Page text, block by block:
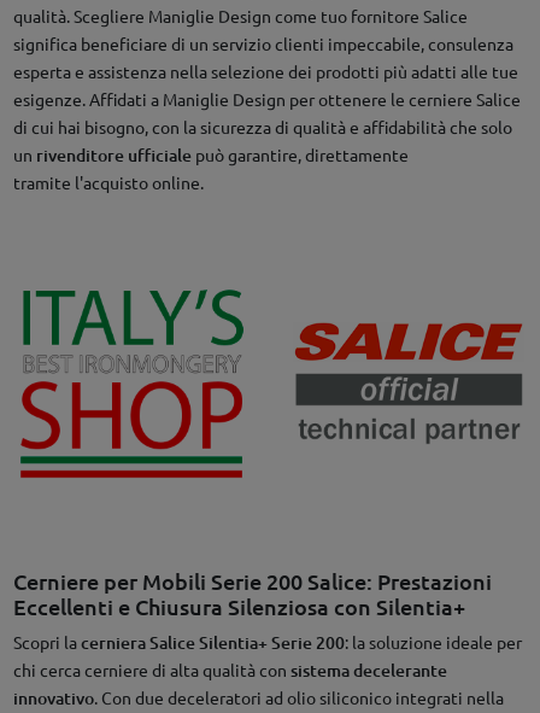
qualità. Scegliere Maniglie Design come tuo fornitore Salice
significa beneficiare di un servizio clienti impeccabile, consulenza
esperta e assistenza nella selezione dei prodotti più adatti alle tue
esigenze. Affidati a Maniglie Design per ottenere le cerniere Salice
di cui hai bisogno, con la sicurezza di qualità e affidabilità che solo
un rivenditore ufficialepuò garantire, direttamente
tramite l'acquisto online.
Cerniere per Mobili Serie 200 Salice: Prestazioni
Eccellenti e Chiusura Silenziosa con Silentia+
Scopri lacerniera Salice Silentia+ Serie 200: la soluzione ideale per
chi cerca cerniere di alta qualità con sistema decelerante
innovativo. Con due deceleratori ad olio siliconico integrati nella